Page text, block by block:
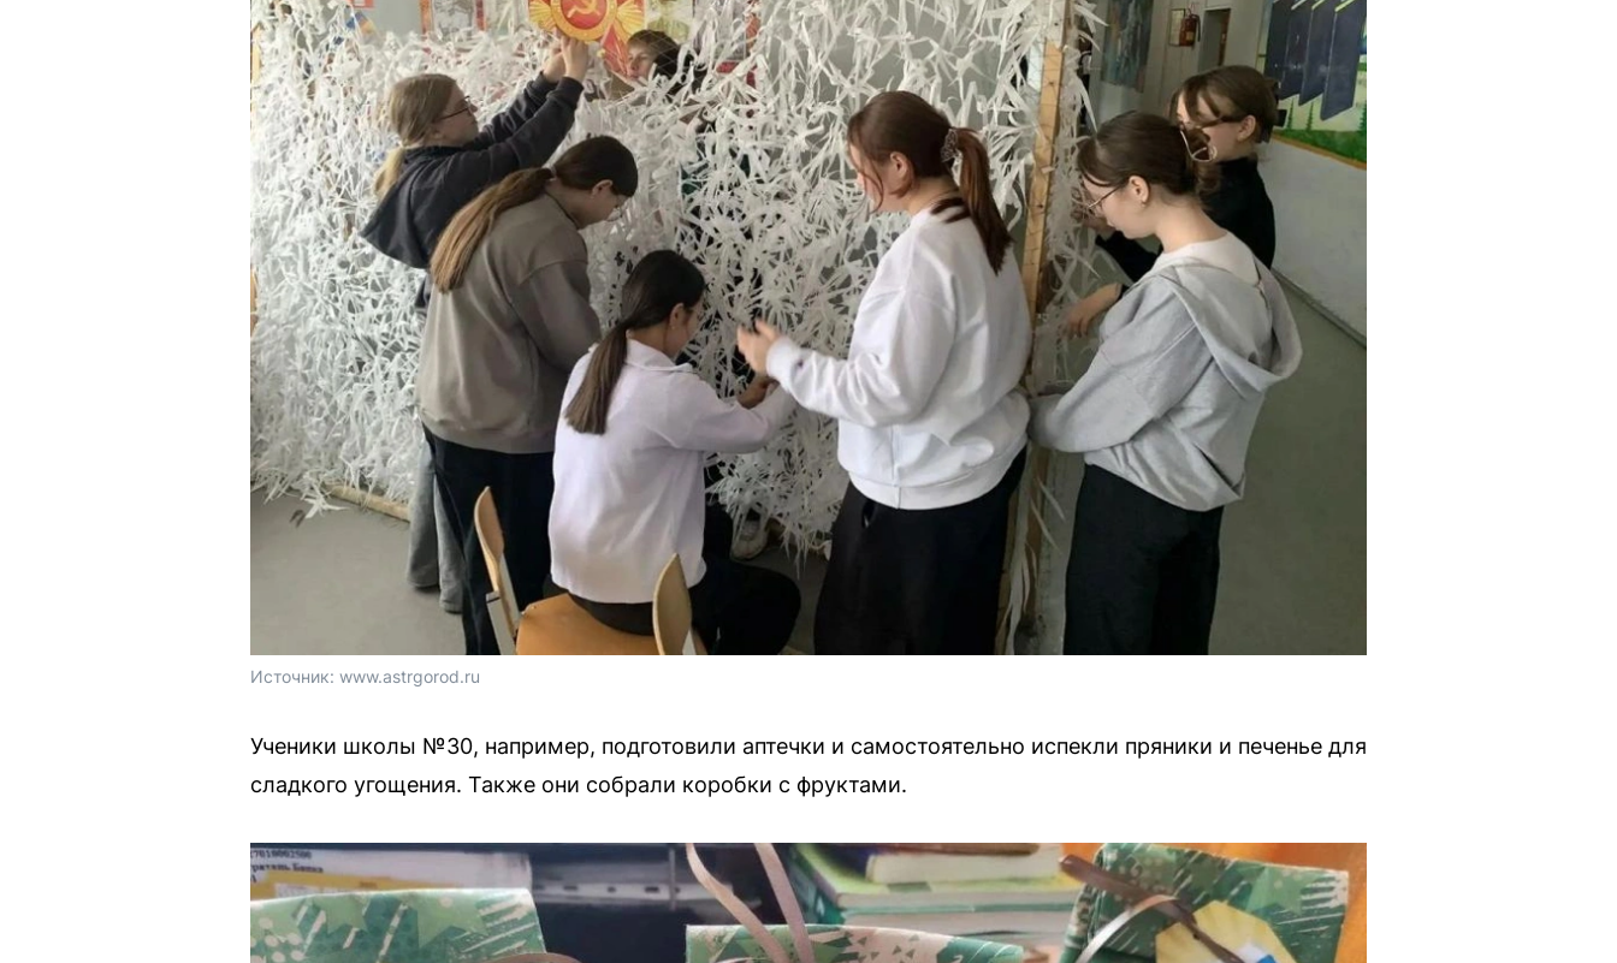
Источник: www.astrgorod.ru
Ученики школы №30, например, подготовили аптечки и самостоятельно испекли пряники и печенье для
сладкого угощения. Также они собрали коробки с фруктами.